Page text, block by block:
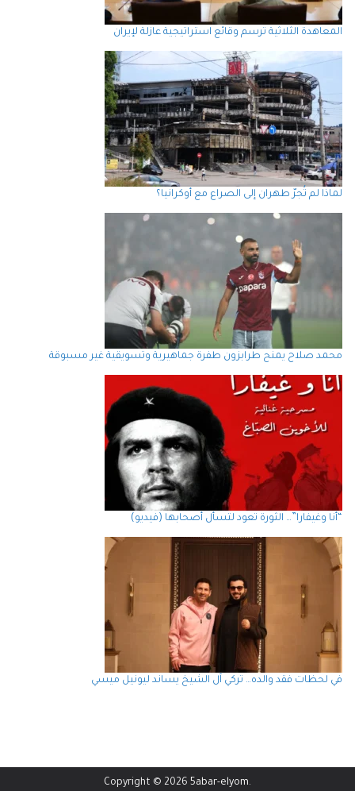
المعاهدة الثلاثية ترسم وقائع استراتيجية عازلة لإيران
لماذا لم تُجرّ طهران إلى الصراع مع أوكرانيا؟
محمد صلاح يمنح طرابزون طفرة جماهيرية وتسويقية غير مسبوقة
“أنا وغيفارا”… الثورة تعود لتسأل أصحابها (فيديو)
في لحظات فقد والده… تركي آل الشيخ يساند ليونيل ميسي
Copyright © 2026 5abar-elyom.